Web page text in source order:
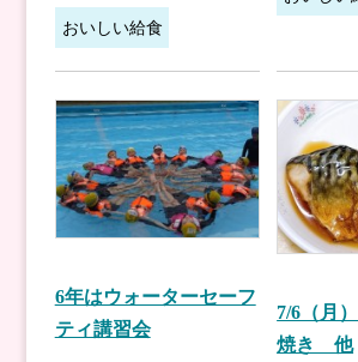
おいしい給食
6年はウォーターセーフ
ティ講習会
7/6（月
焼き 他